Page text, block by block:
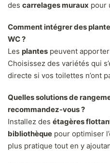
des carrelages muraux pour
Comment intégrer des
WC ?
Les plantes peuvent
Choisissez des variétés qui
directe si vos toilettes n’ont
Quelles solutions de
recommandez-vous ?
Installez des étagères
bibliothèque pour optimiser
plus pratique tout en y